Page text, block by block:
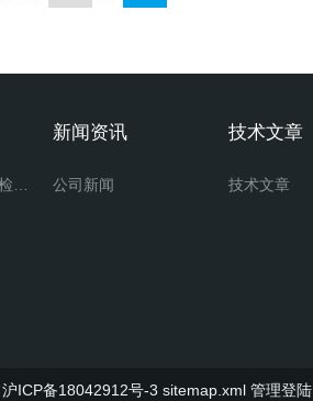
新闻资讯
公司新闻
技术文章
技术文章
ICP备18042912号-3 sitemap.xml 管理登陆